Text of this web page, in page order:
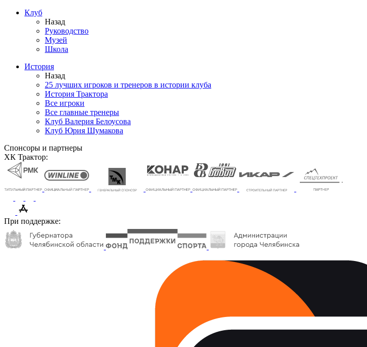
Клуб
Назад
Руководство
Музей
Школа
История
Назад
25 лучших игроков и тренеров в истории клуба
История Трактора
Все игроки
Все главные тренеры
Клуб Валерия Белоусова
Клуб Юрия Шумакова
Спонсоры и партнеры
ХК Трактор:
При поддержке: